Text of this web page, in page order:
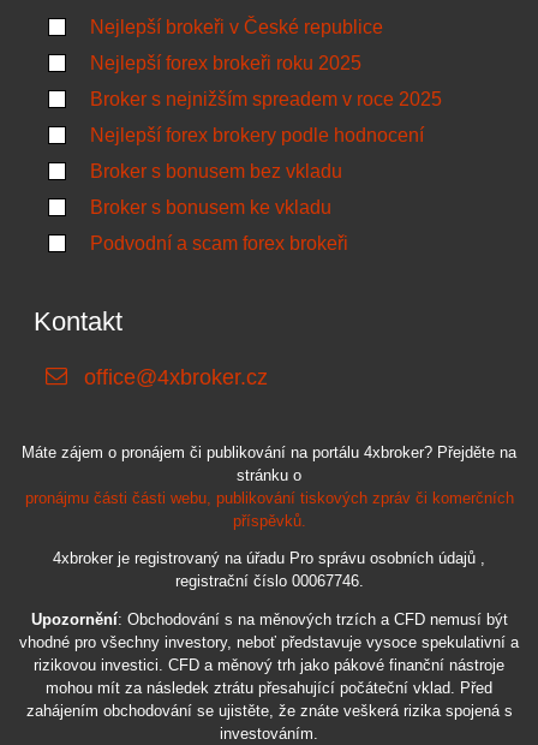
Nejlepší brokeři v České republice
Nejlepší forex brokeři roku 2025
Broker s nejnižším spreadem v roce 2025
Nejlepší forex brokery podle hodnocení
Broker s bonusem bez vkladu
Broker s bonusem ke vkladu
Podvodní a scam forex brokeři
Kontakt
office@4xbroker.cz
Máte zájem o pronájem či publikování na portálu 4xbroker? Přejděte na
stránku o
pronájmu části části webu, publikování tiskových zpráv či komerčních
příspěvků.
4xbroker je registrovaný na úřadu Pro správu osobních údajů ,
registrační číslo 00067746.
Upozornění: Obchodování s na měnových trzích a CFD nemusí být
vhodné pro všechny investory, neboť představuje vysoce spekulativní a
rizikovou investici. CFD a měnový trh jako pákové finanční nástroje
mohou mít za následek ztrátu přesahující počáteční vklad. Před
zahájením obchodování se ujistěte, že znáte veškerá rizika spojená s
investováním.